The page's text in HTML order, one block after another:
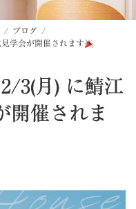
ブログ
学会が開催されます
3(月) に鯖江
開催されま